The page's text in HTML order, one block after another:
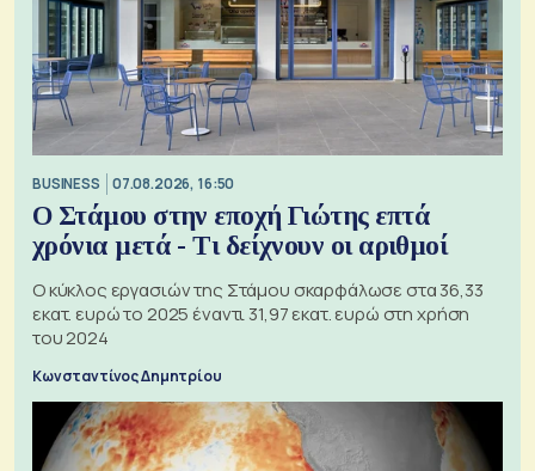
BUSINESS 07.08.2026, 16:50
Ο Στάμου στην εποχή Γιώτης επτά
χρόνια μετά - Τι δείχνουν οι αριθμοί
Ο κύκλος εργασιών της Στάμου σκαρφάλωσε στα 36,33
εκατ. ευρώ το 2025 έναντι 31,97 εκατ. ευρώ στη χρήση
του 2024
Κωνσταντίνος Δημητρίου